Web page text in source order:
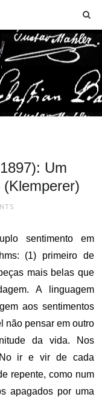
Um
sentimento em
(1) primeiro de
mais belas que
A linguagem
aos sentimentos
não pensar em outro
da vida. Nos
No ir e vir de cada
repente, como num
apagados por uma